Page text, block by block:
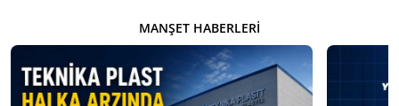
MANŞET HABERLERI